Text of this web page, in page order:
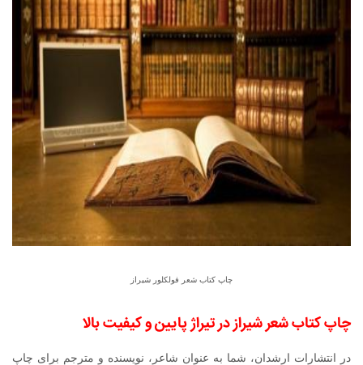
چاپ کتاب شعر فولکلور شیراز
چاپ کتاب شعر شیراز در تیراژ پایین و کیفیت بالا
در انتشارات ارشدان، شما به عنوان شاعر، نویسنده و مترجم برای چاپ